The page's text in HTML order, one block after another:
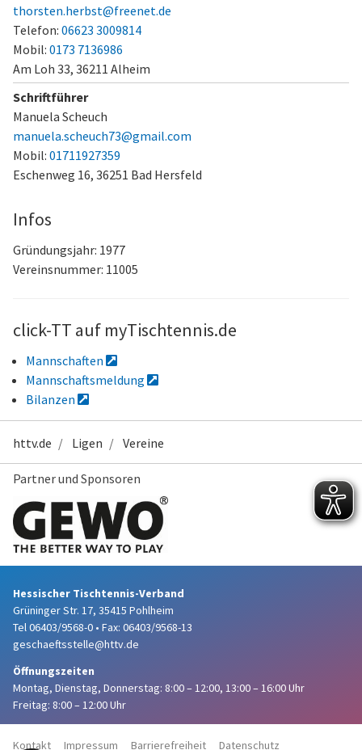
thorsten.herbst@freenet.de
Telefon: 06623 3009814
Mobil: 0173 7136986
Am Loh 33, 36211 Alheim
Schriftführer
Manuela Scheuch
manuela.scheuch73@gmail.com
Mobil: 01711927359
Eschenweg 16, 36251 Bad Hersfeld
Infos
Gründungsjahr: 1977
Vereinsnummer: 11005
click-TT auf myTischtennis.de
Mannschaften
Mannschaftsmeldung
Bilanzen
httv.de Ligen Vereine
Partner und Sponsoren
Hessischer Tischtennis-Verband
Grüninger Str. 17, 35415 Pohlheim
Tel 06403/9568-0 • Fax: 06403/9568-13
geschaeftsstelle@httv.de
Öffnungszeiten
Montag, Dienstag, Donnerstag: 8:00 – 12:00, 13:00 – 16:00 Uhr
Freitag: 8:00 – 12:00 Uhr
Kontakt Impressum Barrierefreiheit Datenschutz